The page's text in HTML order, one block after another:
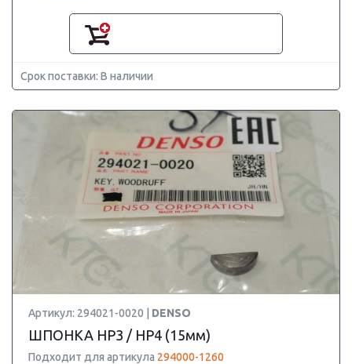
Срок поставки: В наличии
Артикул: 294021-0020 | DENSO
ШПОНКА HP3 / HP4 (15мм)
Подходит для артикула 294000-1260